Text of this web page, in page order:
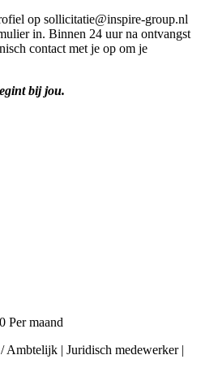
op sollicitatie@inspire-group.nl
in. Binnen 24 uur na ontvangst
contact met je op om je
bij jou.
Per maand
Ambtelijk | Juridisch medewerker |